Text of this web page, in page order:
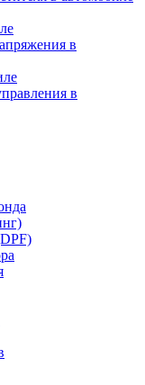
в
в